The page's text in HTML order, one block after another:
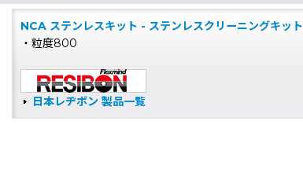
NCA ステンレスキット - ステンレスクリーニングキット
・粒度800
日本レヂボン 製品一覧